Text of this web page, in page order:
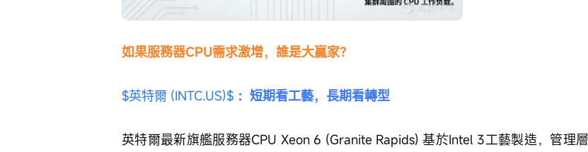
如果服務器CPU需求激增，誰是大贏家？
$英特爾 (INTC.US)$ ：短期看工藝，長期看轉型
英特爾最新旗艦服務器CPU Xeon 6 (Granite Rapids) 基於Intel 3工藝製造，管理層